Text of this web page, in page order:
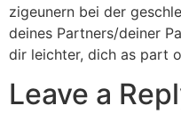
zigeunern bei der
deines Partners/deiner
dir leichter, dich as part
Leave a